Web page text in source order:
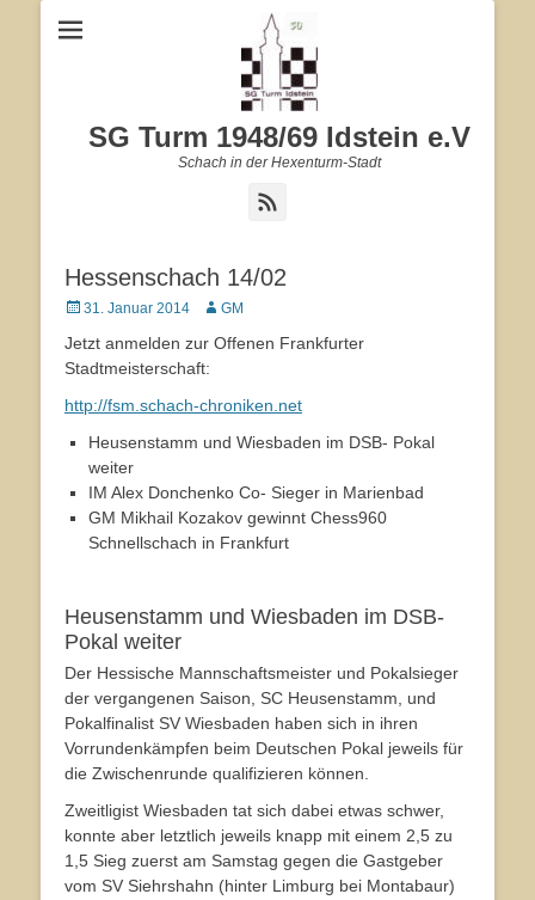
SG Turm 1948/69 Idstein e.V
Schach in der Hexenturm-Stadt
Hessenschach 14/02
Veröffentlicht
31. Januar 2014 Autor
GM
Jetzt anmelden zur Offenen Frankfurter
Stadtmeisterschaft:
http://fsm.schach-chroniken.net
Heusenstamm und Wiesbaden im DSB- Pokal
weiter
IM Alex Donchenko Co- Sieger in Marienbad
GM Mikhail Kozakov gewinnt Chess960
Schnellschach in Frankfurt
Heusenstamm und Wiesbaden im DSB-
Pokal weiter
Der Hessische Mannschaftsmeister und Pokalsieger
der vergangenen Saison, SC Heusenstamm, und
Pokalfinalist SV Wiesbaden haben sich in ihren
Vorrundenkämpfen beim Deutschen Pokal jeweils für
die Zwischenrunde qualifizieren können.
Zweitligist Wiesbaden tat sich dabei etwas schwer,
konnte aber letztlich jeweils knapp mit einem 2,5 zu
1,5 Sieg zuerst am Samstag gegen die Gastgeber
vom SV Siehrshahn (hinter Limburg bei Montabaur)